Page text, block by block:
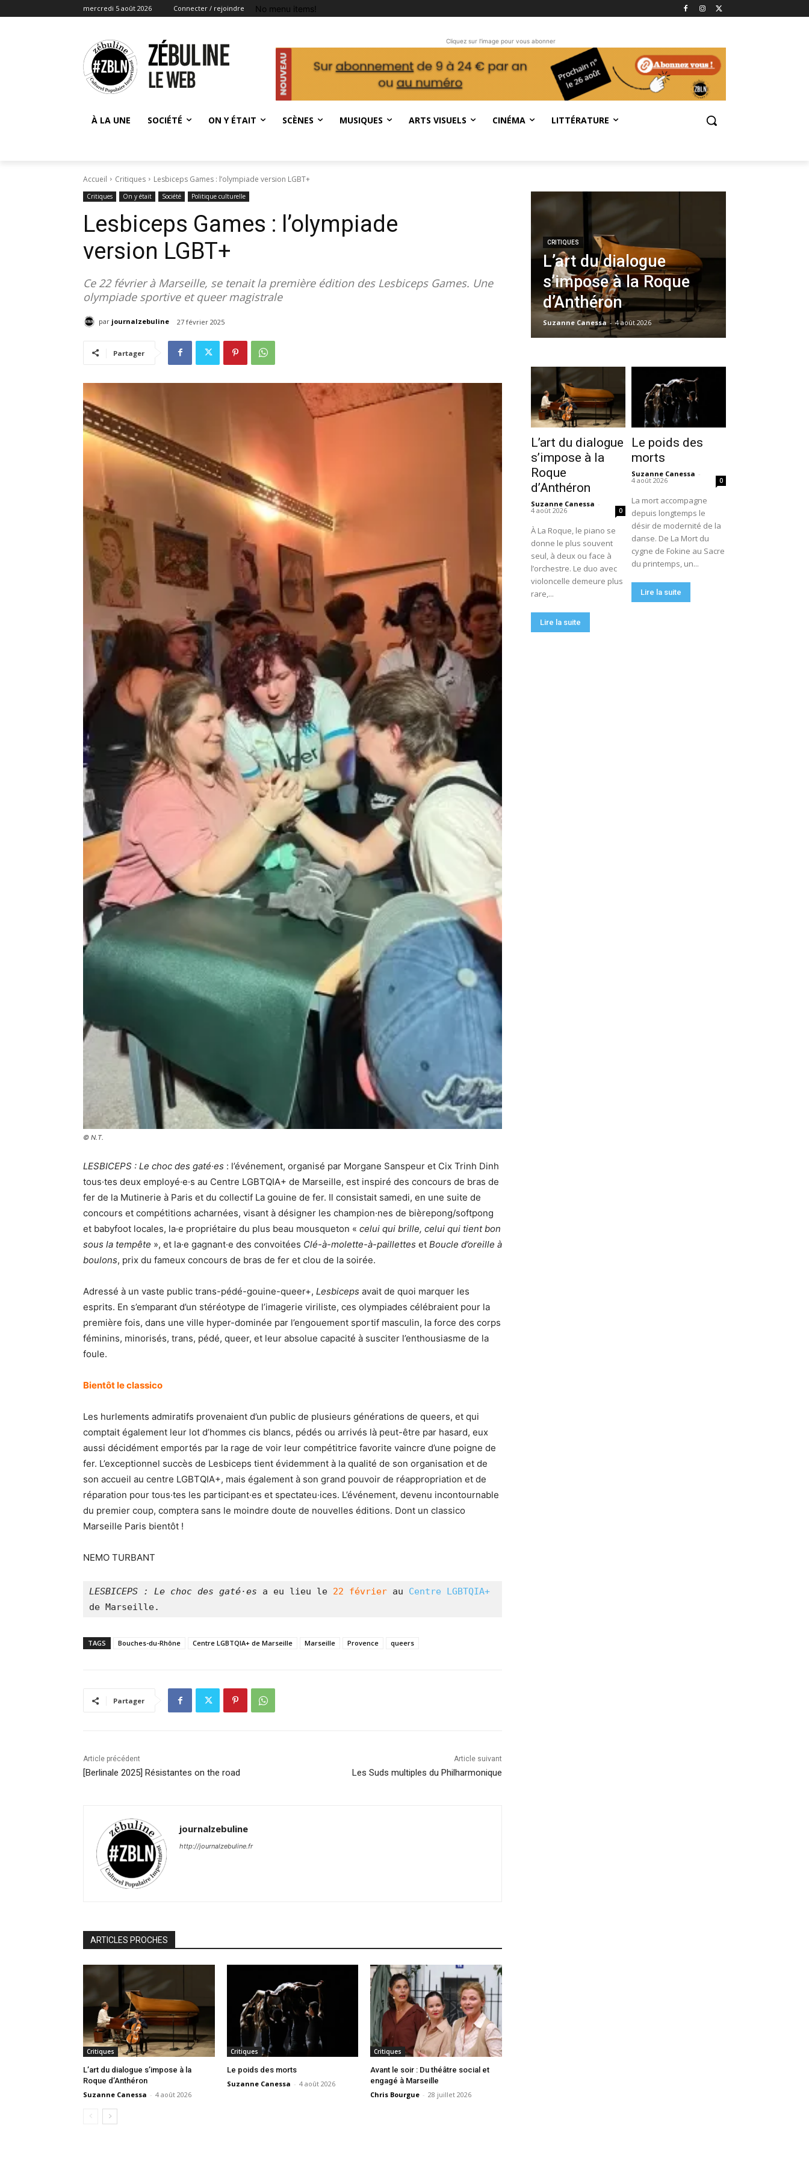
mercredi 5 août 2026 Connecter / rejoindre No menu items!
Cliquez sur l'image pour vous abonner
À LA UNE SOCIÉTÉ ON Y ÉTAIT SCÈNES MUSIQUES ARTS VISUELS CINÉMA LITTÉRATURE
Accueil Critiques Lesbiceps Games : l’olympiade version LGBT+
Critiques On y était Société Politique culturelle
Lesbiceps Games : l’olympiade
version LGBT+
Ce 22 février à Marseille, se tenait la première édition des Lesbiceps Games. Une
olympiade sportive et queer magistrale
par journalzebuline 27 février 2025
Partager
© N.T.
LESBICEPS : Le choc des gaté·es : l’événement, organisé par Morgane Sanspeur et Cix Trinh Dinh
tous·tes deux employé·e·s au Centre LGBTQIA+ de Marseille, est inspiré des concours de bras de
fer de la Mutinerie à Paris et du collectif La gouine de fer. Il consistait samedi, en une suite de
concours et compétitions acharnées, visant à désigner les champion·nes de bièrepong/softpong
et babyfoot locales, la·e propriétaire du plus beau mousqueton « celui qui brille, celui qui tient bon
sous la tempête », et la·e gagnant·e des convoitées Clé-à-molette-à-paillettes et Boucle d’oreille à
boulons, prix du fameux concours de bras de fer et clou de la soirée.
Adressé à un vaste public trans-pédé-gouine-queer+, Lesbiceps avait de quoi marquer les
esprits. En s’emparant d’un stéréotype de l’imagerie viriliste, ces olympiades célébraient pour la
première fois, dans une ville hyper-dominée par l’engouement sportif masculin, la force des corps
féminins, minorisés, trans, pédé, queer, et leur absolue capacité à susciter l’enthousiasme de la
foule.
Bientôt le classico
Les hurlements admiratifs provenaient d’un public de plusieurs générations de queers, et qui
comptait également leur lot d’hommes cis blancs, pédés ou arrivés là peut-être par hasard, eux
aussi décidément emportés par la rage de voir leur compétitrice favorite vaincre d’une poigne de
fer. L’exceptionnel succès de Lesbiceps tient évidemment à la qualité de son organisation et de
son accueil au centre LGBTQIA+, mais également à son grand pouvoir de réappropriation et de
réparation pour tous·tes les participant·es et spectateu·ices. L’événement, devenu incontournable
du premier coup, comptera sans le moindre doute de nouvelles éditions. Dont un classico
Marseille Paris bientôt !
NEMO TURBANT
LESBICEPS : Le choc des gaté·es a eu lieu le 22 février au Centre LGBTQIA+
de Marseille.
TAGS Bouches-du-Rhône Centre LGBTQIA+ de Marseille Marseille Provence queers
Partager
Article précédent
[Berlinale 2025] Résistantes on the road
Article suivant
Les Suds multiples du Philharmonique
journalzebuline
http://journalzebuline.fr
ARTICLES PROCHES
Critiques
L’art du dialogue s’impose à la
Roque d’Anthéron
Suzanne Canessa - 4 août 2026
Critiques
Le poids des morts
Suzanne Canessa - 4 août 2026
Critiques
Avant le soir : Du théâtre social et
engagé à Marseille
Chris Bourgue - 28 juillet 2026
CRITIQUES
L’art du dialogue
s’impose à la Roque
d’Anthéron
Suzanne Canessa - 4 août 2026
L’art du dialogue
s’impose à la
Roque
d’Anthéron
Suzanne Canessa -
4 août 2026 0
À La Roque, le piano se
donne le plus souvent
seul, à deux ou face à
l’orchestre. Le duo avec
violoncelle demeure plus
rare,...
Lire la suite
Le poids des
morts
Suzanne Canessa -
4 août 2026 0
La mort accompagne
depuis longtemps le
désir de modernité de la
danse. De La Mort du
cygne de Fokine au Sacre
du printemps, un...
Lire la suite